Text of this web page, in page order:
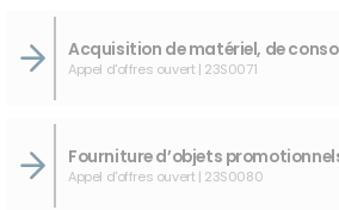
Appel d'offres ouvert | 23S0071
Appel d'offres ouvert | 23S0080